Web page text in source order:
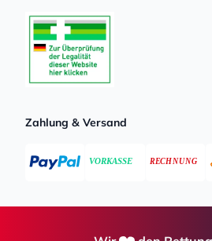
Zahlung & Versand